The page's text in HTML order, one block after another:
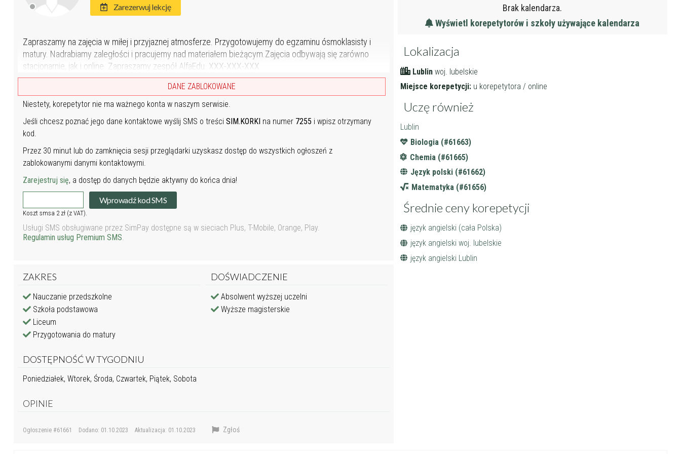
Zarezerwuj lekcję
Zapraszamy na zajęcia w miłej i przyjaznej atmosferze. Przygotowujemy do egzaminu ósmoklasisty i
matury. Nadrabiamy zaległości i pracujemy nad materiałem bieżącym.Zajęcia odbywają się zarówno
stacjonarnie, jak i online. Zapraszamy zespół AlfaEdu. XXX-XXX-XXX
DANE ZABLOKOWANE
Niestety, korepetytor nie ma ważnego konta w naszym serwisie.
Jeśli chcesz poznać jego dane kontaktowe wyślij SMS o treści SIM.KORKI na numer 7255 i wpisz otrzymany
kod.
Przez 30 minut lub do zamknięcia sesji przeglądarki uzyskasz dostęp do wszystkich ogłoszeń z
zablokowanymi danymi kontaktowymi.
Zarejestruj się, a dostęp do danych będzie aktywny do końca dnia!
Wprowadź kod SMS
Koszt smsa 2 zł (z VAT).
Usługi SMS obsługiwane przez SimPay dostępne są w sieciach Plus, T-Mobile, Orange, Play.
Regulamin usług Premium SMS.
ZAKRES
Nauczanie przedszkolne
Szkoła podstawowa
Liceum
Przygotowania do matury
DOŚWIADCZENIE
Absolwent wyższej uczelni
Wyższe magisterskie
DOSTĘPNOŚĆ W TYGODNIU
Poniedziałek, Wtorek, Środa, Czwartek, Piątek, Sobota
OPINIE
Ogłoszenie #61661 Dodano: 01.10.2023 Aktualizacja: 01.10.2023 Zgłoś
Brak kalendarza.
Wyświetl korepetytorów i szkoły używające kalendarza
Lokalizacja
Lublin woj. lubelskie
Miejsce korepetycji:u korepetytora / online
Uczę również
Lublin
Biologia (#61663)
Chemia (#61665)
Język polski (#61662)
Matematyka (#61656)
Średnie ceny korepetycji
język angielski (cała Polska)
język angielski woj. lubelskie
język angielski Lublin